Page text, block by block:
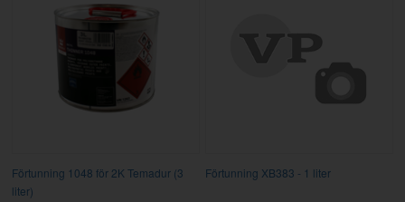
Förtunning 1048 för 2K Temadur (3
liter)
Förtunning XB383 - 1 liter